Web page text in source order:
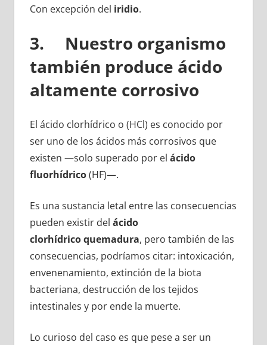
Con excepción del iridio.
3. Nuestro organismo
también produce ácido
altamente corrosivo
El ácido clorhídrico o (HCl) es conocido por
ser uno de los ácidos más corrosivos que
existen —solo superado por el ácido
fluorhídrico(HF)—.
Es una sustancia letal entre las consecuencias
pueden existir del ácido
clorhídrico quemadura, pero también de las
consecuencias, podríamos citar: intoxicación,
envenenamiento, extinción de la biota
bacteriana, destrucción de los tejidos
intestinales y por ende la muerte.
Lo curioso del caso es que pese a ser un